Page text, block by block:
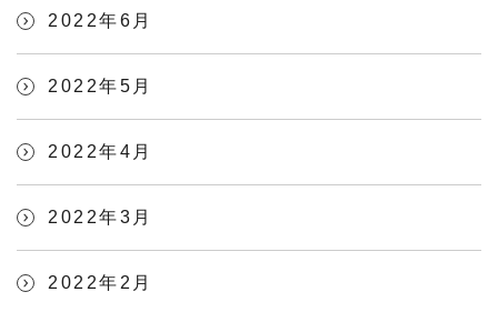
2022年6月
2022年5月
2022年4月
2022年3月
2022年2月